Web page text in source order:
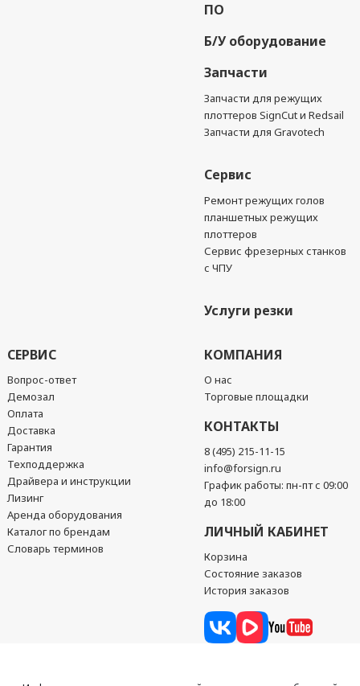
ПО
Б/У оборудование
Запчасти
Запчасти для режущих
плоттеров SignCut и Redsail
Запчасти для Gravotech
Сервис
Ремонт режущих голов
планшетных режущих
плоттеров
Сервис фрезерных станков
с ЧПУ
Услуги резки
СЕРВИС
Вопрос-ответ
Демозал
Оплата
Доставка
Гарантия
Техподдержка
Драйвера и инструкции
Лизинг
Аренда оборудования
Каталог по брендам
Словарь терминов
КОМПАНИЯ
О нас
Торговые площадки
КОНТАКТЫ
8 (495) 215-11-15
info@forsign.ru
График работы: пн-пт с 09:00
до 18:00
ЛИЧНЫЙ КАБИНЕТ
Корзина
Состояние заказов
История заказов